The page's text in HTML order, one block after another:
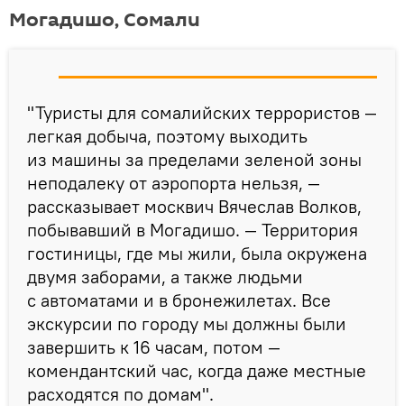
Могадишо, Сомали
"Туристы для сомалийских террористов —
легкая добыча, поэтому выходить
из машины за пределами зеленой зоны
неподалеку от аэропорта нельзя, —
рассказывает москвич Вячеслав Волков,
побывавший в Могадишо. — Территория
гостиницы, где мы жили, была окружена
двумя заборами, а также людьми
с автоматами и в бронежилетах. Все
экскурсии по городу мы должны были
завершить к 16 часам, потом —
комендантский час, когда даже местные
расходятся по домам".